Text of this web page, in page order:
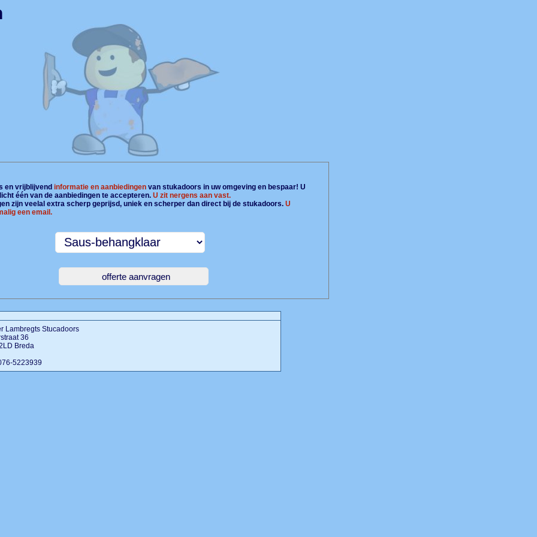
en vrijblijvend informatie en aanbiedingenvan stukadoors in uw omgeving en bespaar! U
één van de aanbiedingen te accepteren. U zit nergens aan vast.
zijn veelal extra scherp geprijsd, uniek en scherper dan direct bij de stukadoors. U
een email.
Lambregts Stucadoors
36
Breda
5223939